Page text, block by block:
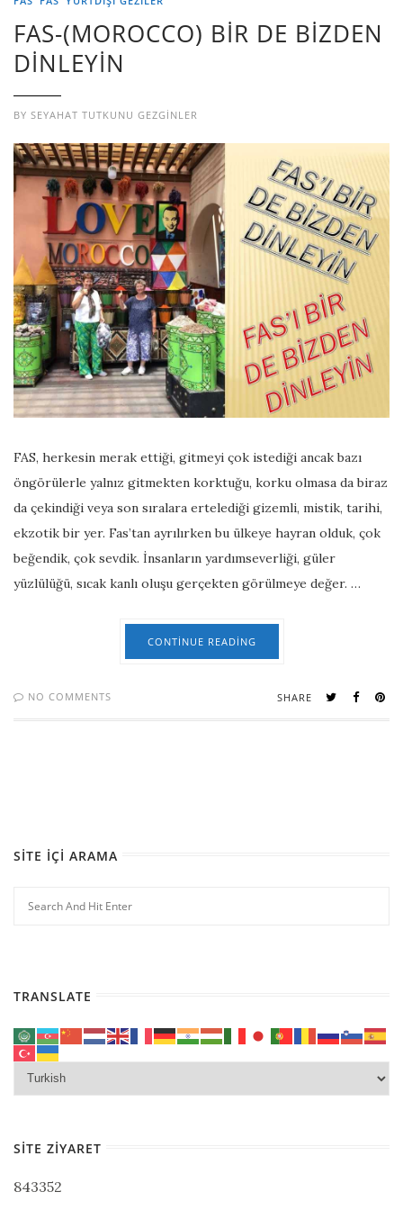
FAS-(MOROCCO) BİR DE BİZDEN
DİNLEYİN
BY SEYAHAT TUTKUNU GEZGINLER
FAS, herkesin merak ettiği, gitmeyi çok istediği ancak bazı
öngörülerle yalnız gitmekten korktuğu, korku olmasa da biraz
da çekindiği veya son sıralara ertelediği gizemli, mistik, tarihi,
ekzotik bir yer. Fas’tan ayrılırken bu ülkeye hayran olduk, çok
beğendik, çok sevdik. İnsanların yardımseverliği, güler
yüzlülüğü, sıcak kanlı oluşu gerçekten görülmeye değer. …
CONTINUE READING
NO COMMENTS SHARE
SITE İÇI ARAMA
TRANSLATE
SITE ZIYARET
843352